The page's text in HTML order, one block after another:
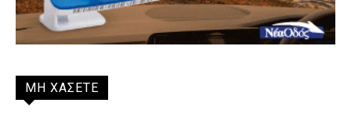
ΜΗ ΧΑΣΕΤΕ